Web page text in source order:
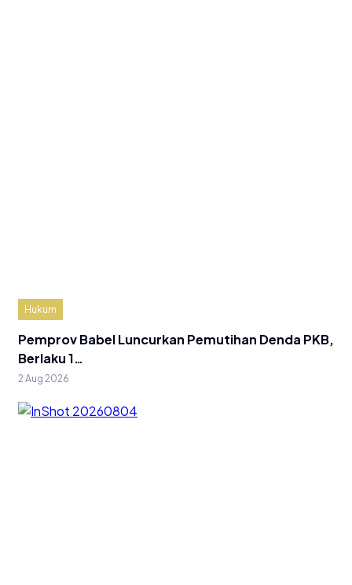
Hukum
Pemprov Babel Luncurkan Pemutihan Denda PKB,
Berlaku 1…
2 Aug 2026